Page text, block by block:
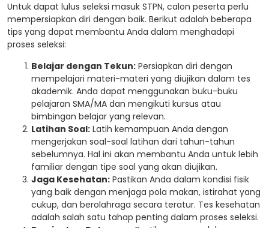
Untuk dapat lulus seleksi masuk STPN, calon peserta perlu
mempersiapkan diri dengan baik. Berikut adalah beberapa
tips yang dapat membantu Anda dalam menghadapi
proses seleksi:
Belajar dengan Tekun: Persiapkan diri dengan
mempelajari materi-materi yang diujikan dalam tes
akademik. Anda dapat menggunakan buku-buku
pelajaran SMA/MA dan mengikuti kursus atau
bimbingan belajar yang relevan.
Latihan Soal: Latih kemampuan Anda dengan
mengerjakan soal-soal latihan dari tahun-tahun
sebelumnya. Hal ini akan membantu Anda untuk lebih
familiar dengan tipe soal yang akan diujikan.
Jaga Kesehatan: Pastikan Anda dalam kondisi fisik
yang baik dengan menjaga pola makan, istirahat yang
cukup, dan berolahraga secara teratur. Tes kesehatan
adalah salah satu tahap penting dalam proses seleksi.